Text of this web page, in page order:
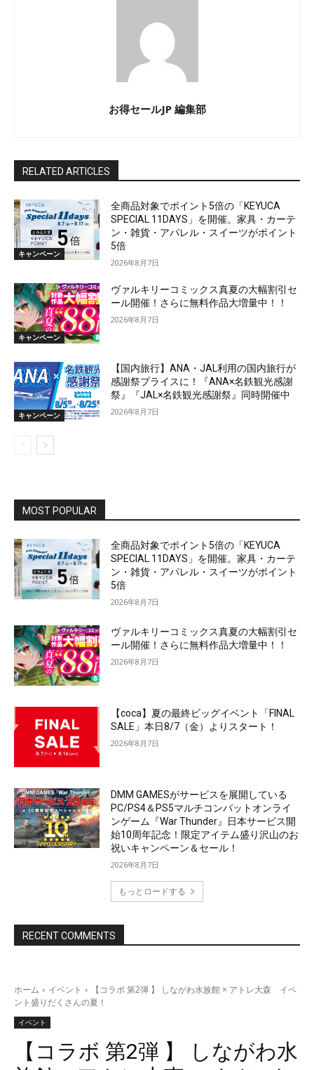
お得セールJP 編集部
RELATED ARTICLES
キャンペーン
全商品対象でポイント5倍の「KEYUCA
SPECIAL 11DAYS」を開催。家具・カーテ
ン・雑貨・アパレル・スイーツがポイント
5倍
2026年8月7日
キャンペーン
ヴァルキリーコミックス真夏の大幅割引セ
ール開催！さらに無料作品大増量中！！
2026年8月7日
キャンペーン
【国内旅行】ANA・JAL利用の国内旅行が
感謝祭プライスに！『ANA×名鉄観光感謝
祭』『JAL×名鉄観光感謝祭』同時開催中
2026年8月7日
MOST POPULAR
全商品対象でポイント5倍の「KEYUCA
SPECIAL 11DAYS」を開催。家具・カーテ
ン・雑貨・アパレル・スイーツがポイント
5倍
2026年8月7日
ヴァルキリーコミックス真夏の大幅割引セ
ール開催！さらに無料作品大増量中！！
2026年8月7日
【coca】夏の最終ビッグイベント「FINAL
SALE」本日8/7（金）よりスタート！
2026年8月7日
DMM GAMESがサービスを展開している
PC/PS4＆PS5マルチコンバットオンライ
ンゲーム『War Thunder』日本サービス開
始10周年記念！限定アイテム盛り沢山のお
祝いキャンペーン＆セール！
2026年8月7日
もっとロードする
RECENT COMMENTS